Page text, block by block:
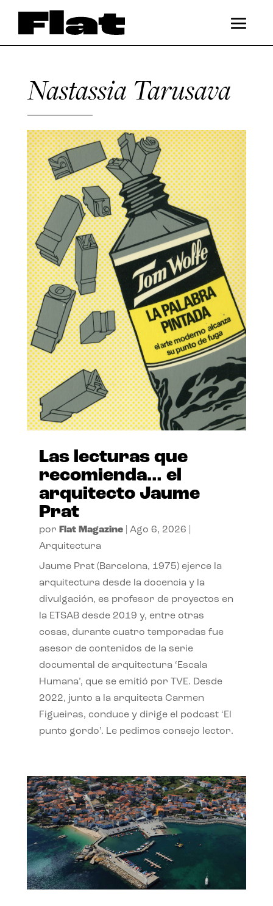
Nastassia Tarusava
Las lecturas que
recomienda… el
arquitecto Jaume
Prat
por Flat Magazine| Ago 6, 2026
Arquitectura
Jaume Prat (Barcelona, 1975) ejerce la
arquitectura desde la docencia y la
divulgación, es profesor de proyectos en
la ETSAB desde 2019 y, entre otras
cosas, durante cuatro temporadas fue
asesor de contenidos de la serie
documental de arquitectura ‘Escala
Humana’, que se emitió por TVE. Desde
2022, junto a la arquitecta Carmen
Figueiras, conduce y dirige el podcast ‘El
punto gordo’. Le pedimos consejo lector.